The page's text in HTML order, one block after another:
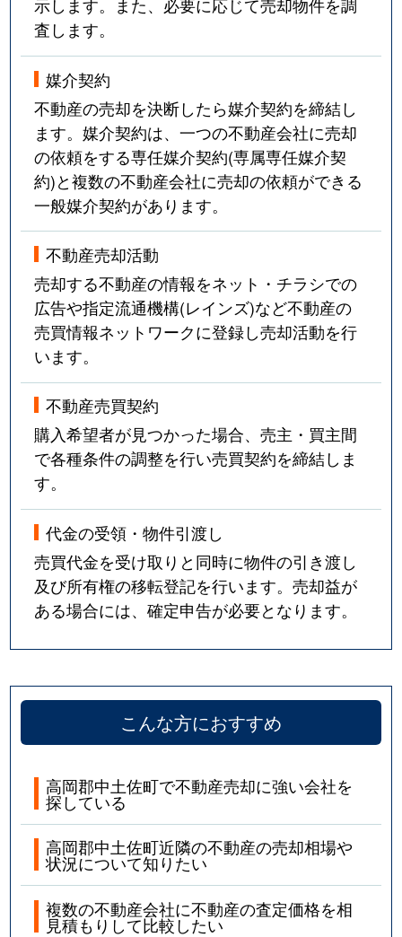
示します。また、必要に応じて売却物件を調
査します。
媒介契約
不動産の売却を決断したら媒介契約を締結し
ます。媒介契約は、一つの不動産会社に売却
の依頼をする専任媒介契約(専属専任媒介契
約)と複数の不動産会社に売却の依頼ができる
一般媒介契約があります。
不動産売却活動
売却する不動産の情報をネット・チラシでの
広告や指定流通機構(レインズ)など不動産の
売買情報ネットワークに登録し売却活動を行
います。
不動産売買契約
購入希望者が見つかった場合、売主・買主間
で各種条件の調整を行い売買契約を締結しま
す。
代金の受領・物件引渡し
売買代金を受け取りと同時に物件の引き渡し
及び所有権の移転登記を行います。売却益が
ある場合には、確定申告が必要となります。
こんな方におすすめ
高岡郡中土佐町で不動産売却に強い会社を
探している
高岡郡中土佐町近隣の不動産の売却相場や
状況について知りたい
複数の不動産会社に不動産の査定価格を相
見積もりして比較したい